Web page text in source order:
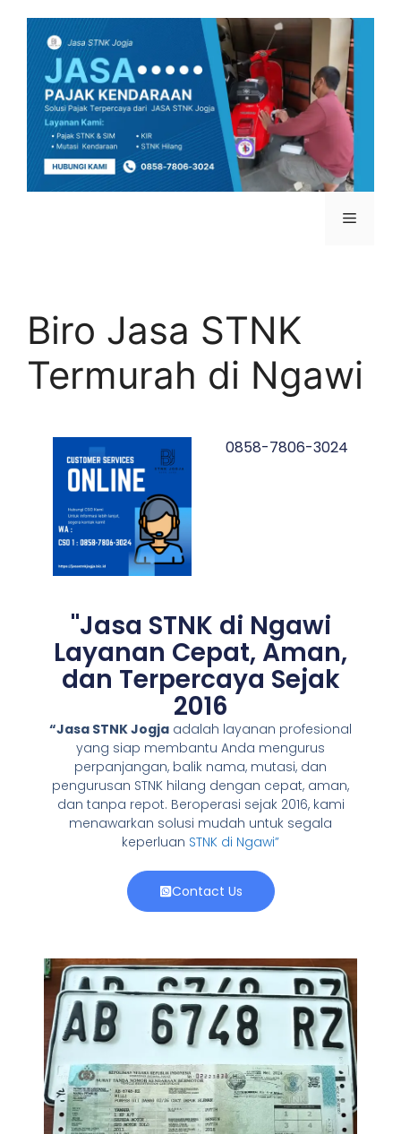
Biro Jasa STNK
Termurah di Ngawi
0858-7806-3024
"Jasa STNK di Ngawi
Layanan Cepat, Aman,
dan Terpercaya Sejak
2016
“Jasa STNK Jogja adalah layanan profesional
yang siap membantu Anda mengurus
perpanjangan, balik nama, mutasi, dan
pengurusan STNK hilang dengan cepat, aman,
dan tanpa repot. Beroperasi sejak 2016, kami
menawarkan solusi mudah untuk segala
keperluan STNK di Ngawi”
Contact Us